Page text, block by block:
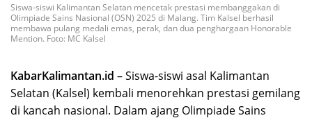
Siswa-siswi Kalimantan Selatan mencetak prestasi membanggakan di
Olimpiade Sains Nasional (OSN) 2025 di Malang. Tim Kalsel berhasil
membawa pulang medali emas, perak, dan dua penghargaan Honorable
Mention. Foto: MC Kalsel
KabarKalimantan.id – Siswa-siswi asal Kalimantan
Selatan (Kalsel) kembali menorehkan prestasi gemilang
di kancah nasional. Dalam ajang Olimpiade Sains